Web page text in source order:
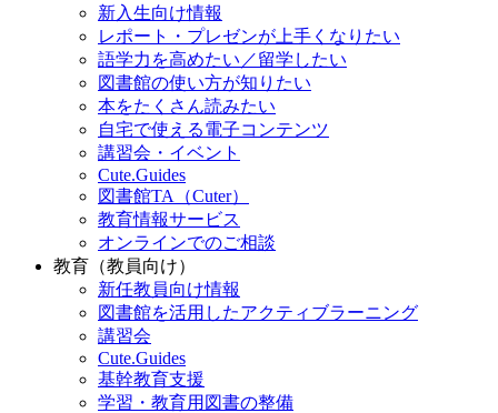
新入生向け情報
レポート・プレゼンが上手くなりたい
語学力を高めたい／留学したい
図書館の使い方が知りたい
本をたくさん読みたい
自宅で使える電子コンテンツ
講習会・イベント
Cute.Guides
図書館TA（Cuter）
教育情報サービス
オンラインでのご相談
教育（教員向け）
新任教員向け情報
図書館を活用したアクティブラーニング
講習会
Cute.Guides
基幹教育支援
学習・教育用図書の整備